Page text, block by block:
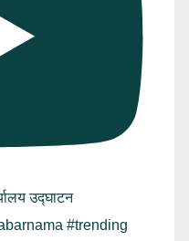
उद्घाटन
#trending